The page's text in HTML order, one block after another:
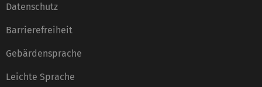
Datenschutz
Barrierefreiheit
Gebärdensprache
Leichte Sprache